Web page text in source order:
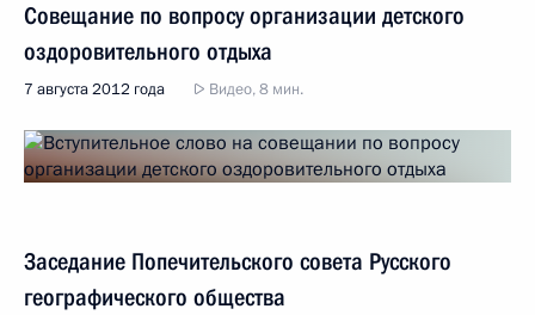
Совещание по вопросу организации детского
оздоровительного отдыха
7 августа 2012 года Видео, 8 мин.
Заседание Попечительского совета Русского
географического общества